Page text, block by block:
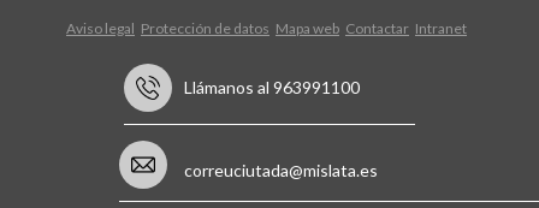
Aviso legal Protección de datos Mapa web Contactar Intranet
Llámanos al 963991100
correuciutada@mislata.es